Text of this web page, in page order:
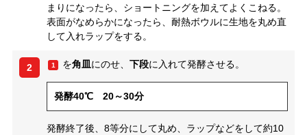
まりになったら、ショートニングを加えてよくこねる。
表面がなめらかになったら、耐熱ボウルに生地を丸め直
して入れラップをする。
2 1 を角皿にのせ、 下段に入れて発酵させる。
発酵40℃ 20～30分
発酵終了後、8等分にして丸め、ラップなどをして約10